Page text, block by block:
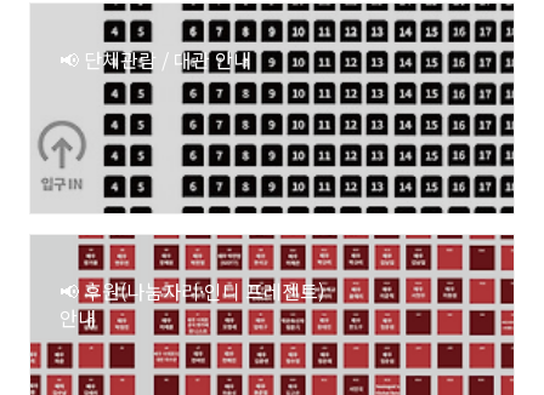
📢 단체관람 / 대관 안내
📢 후원(나눔자리·인디 프레젠트)
안내